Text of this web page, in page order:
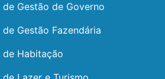
Gestão de Governo
Gestão Fazendária
de Habitação